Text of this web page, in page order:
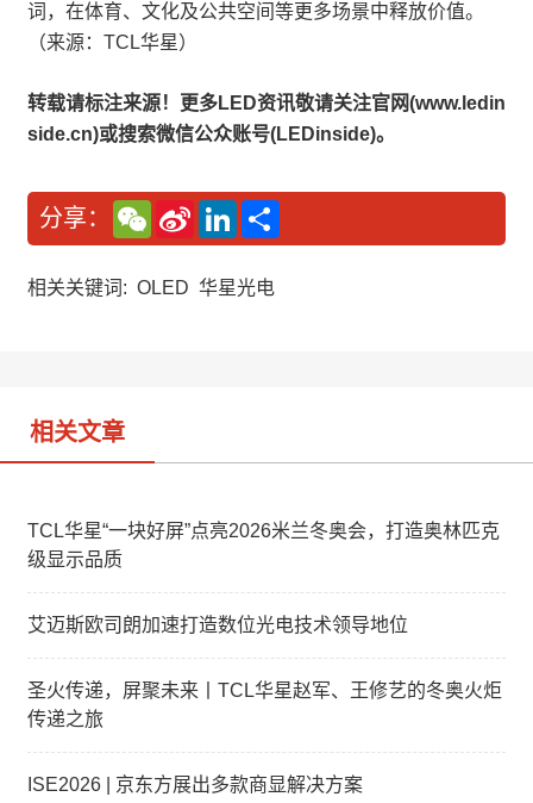
词，在体育、文化及公共空间等更多场景中释放价值。
（来源：TCL华星）
转载请标注来源！更多LED资讯敬请关注官网(www.ledin
side.cn)或搜索微信公众账号(LEDinside)。
分享：
W
e
C
a
S
n
W
L
n
e
相关关键词: OLED 华星光电
相关文章
TCL华星“一块好屏”点亮2026米兰冬奥会，打造奥林匹克
级显示品质
艾迈斯欧司朗加速打造数位光电技术领导地位
圣火传递，屏聚未来丨TCL华星赵军、王修艺的冬奥火炬
传递之旅
ISE2026 | 京东方展出多款商显解决方案